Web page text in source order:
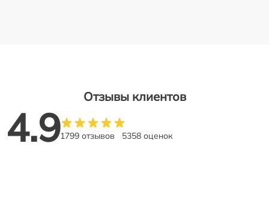
Отзывы клиентов
4.91799 отзывов 5358 оценок